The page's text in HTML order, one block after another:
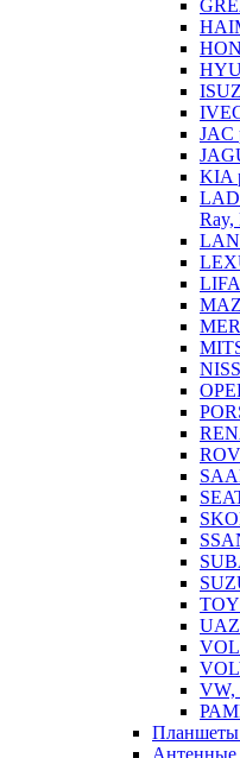
JAC
KIA
VW,
Планшеты
Антенные